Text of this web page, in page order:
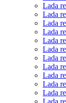
Lada
Lada
Lada
Lada
Lada
Lada
Lada
Lada
Lada
Lada
Lada
Lada